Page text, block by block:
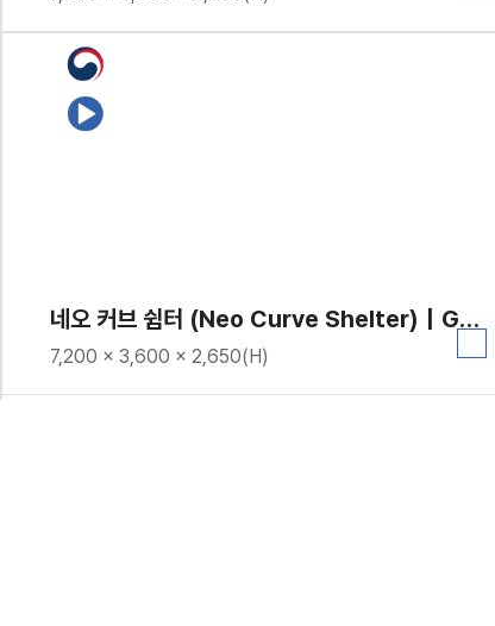
네오 커브 쉼터 (Neo Curve Shelter)｜GGP-209B
7,200 × 3,600 × 2,650(H)